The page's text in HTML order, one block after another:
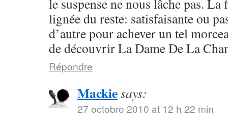
le suspense ne nous lâche pas. La
lignée du reste: satisfaisante ou
d’autre pour achever un tel
de découvrir La Dame De La
Répondre
Mackiesays:
27 octobre 2010 at 12 h 22 min